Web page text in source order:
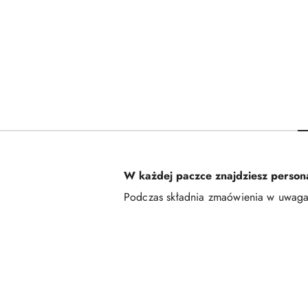
W każdej paczce znajdziesz
Podczas składnia zmaówienia w